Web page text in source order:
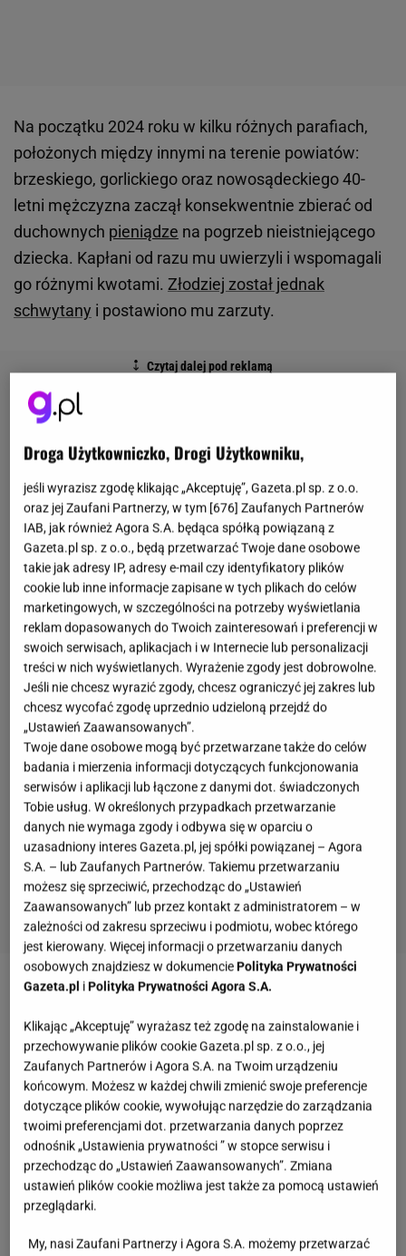
Na początku 2024 roku w kilku różnych parafiach,
położonych między innymi na terenie powiatów:
brzeskiego, gorlickiego oraz nowosądeckiego 40-
letni mężczyzna zaczął konsekwentnie zbierać od
duchownych pieniądze na pogrzeb nieistniejącego
dziecka. Kapłani od razu mu uwierzyli i wspomagali
go różnymi kwotami. Złodziej został jednak
schwytany i postawiono mu zarzuty.
Zobacz wideoKsiądz, który przeganiał ducha
weganizmu salcesonem zatrzymany ws. Funduszu
Sprawiedliwości
Kradzież na terenie Małopolski. 40-latek perfidnie
oszukiwał duchownych
Od stycznia do marca 2024 roku na terenie kilku
małopolskich parafii grasował oszust wyłudzający
Droga Użytkowniczko, Drogi Użytkowniku,
jeśli wyrazisz zgodę klikając „Akceptuję”, Gazeta.pl sp. z o.o.
oraz jej Zaufani Partnerzy, w tym [676] Zaufanych Partnerów
IAB, jak również Agora S.A. będąca spółką powiązaną z
Gazeta.pl sp. z o.o., będą przetwarzać Twoje dane osobowe
takie jak adresy IP, adresy e-mail czy identyfikatory plików
cookie lub inne informacje zapisane w tych plikach do celów
marketingowych, w szczególności na potrzeby wyświetlania
reklam dopasowanych do Twoich zainteresowań i preferencji w
swoich serwisach, aplikacjach i w Internecie lub personalizacji
treści w nich wyświetlanych. Wyrażenie zgody jest dobrowolne.
Jeśli nie chcesz wyrazić zgody, chcesz ograniczyć jej zakres lub
chcesz wycofać zgodę uprzednio udzieloną przejdź do
„Ustawień Zaawansowanych”.
Twoje dane osobowe mogą być przetwarzane także do celów
badania i mierzenia informacji dotyczących funkcjonowania
serwisów i aplikacji lub łączone z danymi dot. świadczonych
Tobie usług. W określonych przypadkach przetwarzanie
danych nie wymaga zgody i odbywa się w oparciu o
uzasadniony interes Gazeta.pl, jej spółki powiązanej – Agora
S.A. – lub Zaufanych Partnerów. Takiemu przetwarzaniu
możesz się sprzeciwić, przechodząc do „Ustawień
Zaawansowanych” lub przez kontakt z administratorem – w
zależności od zakresu sprzeciwu i podmiotu, wobec którego
jest kierowany. Więcej informacji o przetwarzaniu danych
osobowych znajdziesz w dokumenciePolityka Prywatności
Gazeta.pl iPolityka Prywatności Agora S.A.
Klikając „Akceptuję” wyrażasz też zgodę na zainstalowanie i
przechowywanie plików cookie Gazeta.pl sp. z o.o., jej
Zaufanych Partnerów i Agora S.A. na Twoim urządzeniu
końcowym. Możesz w każdej chwili zmienić swoje preferencje
dotyczące plików cookie, wywołując narzędzie do zarządzania
twoimi preferencjami dot. przetwarzania danych poprzez
odnośnik „Ustawienia prywatności ” w stopce serwisu i
przechodząc do „Ustawień Zaawansowanych”. Zmiana
ustawień plików cookie możliwa jest także za pomocą ustawień
przeglądarki.
My, nasi Zaufani Partnerzy i Agora S.A. możemy przetwarzać